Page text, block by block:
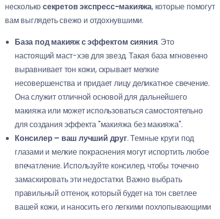
несколькосекретов экспресс-макияжа, которые помогут
вам выглядеть свежо и отдохнувшими.
База под макияж с эффектом сияния. Это
настоящий маст-хэв для звезд. Такая база мгновенно
выравнивает тон кожи, скрывает мелкие
несовершенства и придает лицу деликатное свечение.
Она служит отличной основой для дальнейшего
макияжа или может использоваться самостоятельно
для создания эффекта "макияжа без макияжа".
Консилер – ваш лучший друг. Темные круги под
глазами и мелкие покраснения могут испортить любое
впечатление. Используйте консилер, чтобы точечно
замаскировать эти недостатки. Важно выбрать
правильный оттенок, который будет на тон светлее
вашей кожи, и наносить его легкими похлопывающими